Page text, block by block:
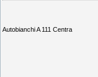
Autobianchi A 111 Centra